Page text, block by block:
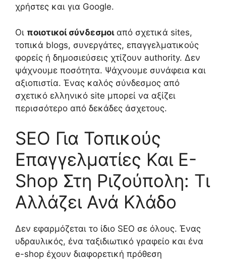
χρήστες και για Google.
Οι ποιοτικοί σύνδεσμοιαπό σχετικά sites,
τοπικά blogs, συνεργάτες, επαγγελματικούς
φορείς ή δημοσιεύσεις χτίζουν authority. Δεν
ψάχνουμε ποσότητα. Ψάχνουμε συνάφεια και
αξιοπιστία. Ένας καλός σύνδεσμος από
σχετικό ελληνικό site μπορεί να αξίζει
περισσότερο από δεκάδες άσχετους.
SEO Για Τοπικούς
Επαγγελματίες Και E-
Shop Στη Ριζούπολη: Τι
Αλλάζει Ανά Κλάδο
Δεν εφαρμόζεται το ίδιο SEO σε όλους. Ένας
υδραυλικός, ένα ταξιδιωτικό γραφείο και ένα
e-shop έχουν διαφορετική πρόθεση